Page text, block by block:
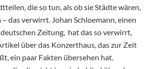
die so tun, als ob sie Städte wären,
das verwirrt. Johan Schloemann, einen
Zeitung, hat das so verwirrt,
über das Konzerthaus, das zur Zeit
ein paar Fakten übersehen hat.